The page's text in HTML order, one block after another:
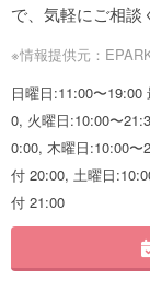
で、気軽にご相談
※情報提供元：
日曜日:11:00〜
0, 火曜日:10:00〜
0:00, 木曜日:10:00〜
付 20:00, 土曜日
付 21:00